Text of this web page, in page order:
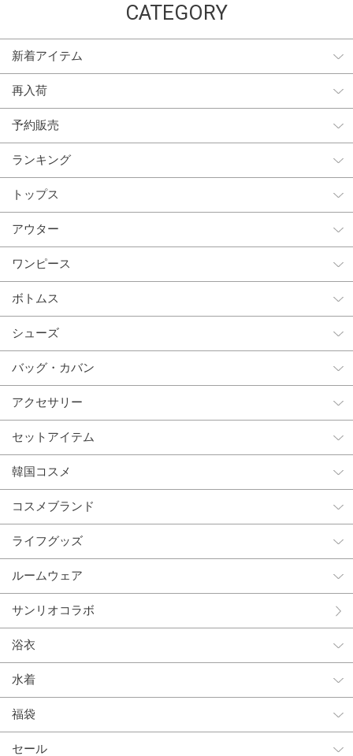
CATEGORY
新着アイテム
再入荷
予約販売
ランキング
トップス
アウター
ワンピース
ボトムス
シューズ
バッグ・カバン
アクセサリー
セットアイテム
韓国コスメ
コスメブランド
ライフグッズ
ルームウェア
サンリオコラボ
浴衣
水着
福袋
セール